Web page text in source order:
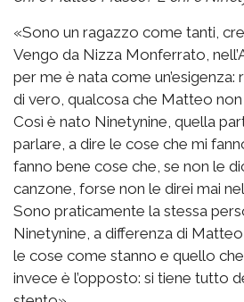
«Sono un ragazzo come tanti,
Vengo da Nizza Monferrato,
per me è nata come
di vero, qualcosa che Matteo non
Così è nato Ninetynine, quella
parlare, a dire le cose che mi
fanno bene cose che, se non le
canzone, forse non le direi mai
Sono praticamente la stessa
Ninetynine, a differenza di
le cose come stanno e quello
invece è l’opposto: si tiene tutto